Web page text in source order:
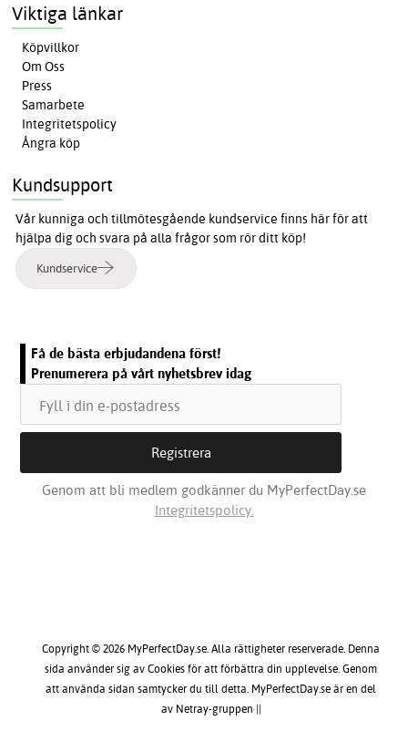
Viktiga länkar
Köpvillkor
Om Oss
Press
Samarbete
Integritetspolicy
Ångra köp
Kundsupport
Vår kunniga och tillmötesgående kundservice finns här för att
hjälpa dig och svara på alla frågor som rör ditt köp!
Kundservice
Få de bästa erbjudandena först!
Prenumerera på vårt nyhetsbrev idag
Genom att bli medlem godkänner du MyPerfectDay.se
Integritetspolicy.
Copyright © 2026 MyPerfectDay.se. Alla rättigheter reserverade. Denna
sida använder sig av Cookies för att förbättra din upplevelse. Genom
att använda sidan samtycker du till detta. MyPerfectDay.se är en del
av Netray-gruppen ||